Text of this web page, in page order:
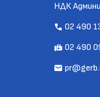
НДК
call 02 490
fax 02 490
mail